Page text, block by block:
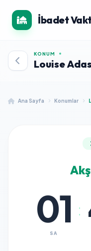
İbadet
KONUM
Louise
Ana Sayfa Konumlar
01
SA
: